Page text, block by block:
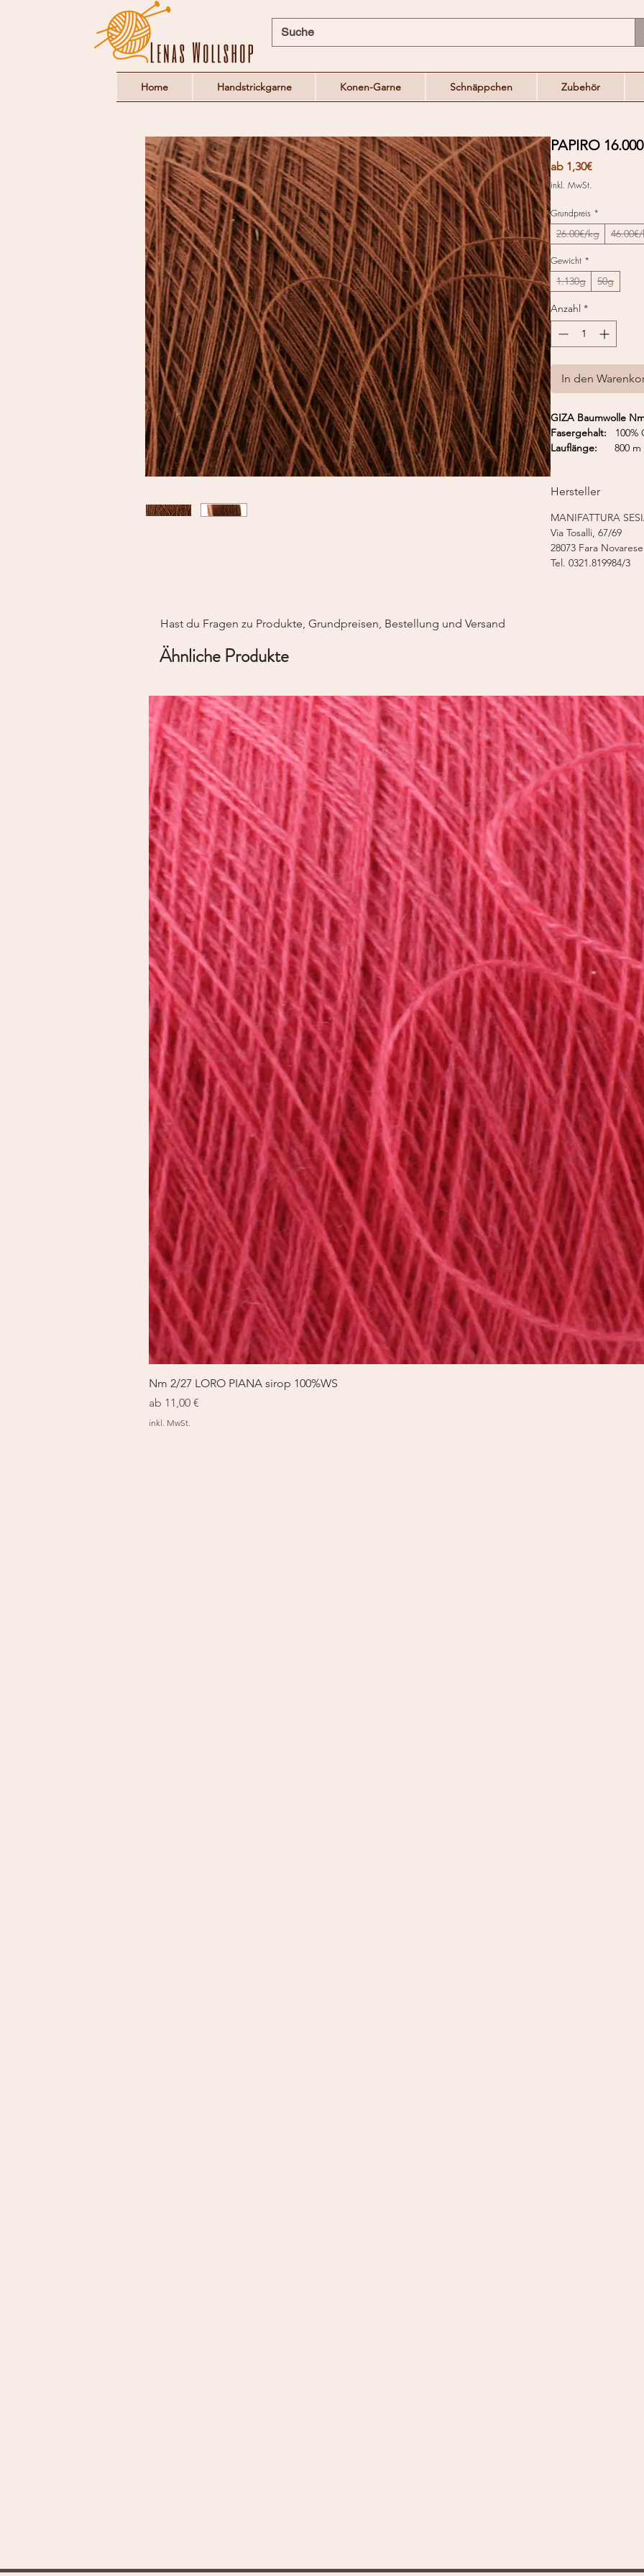
Home Handstrickgarne Konen-Garne Schnäppchen Zubehör
PAPIRO
ab 1,30€Sale-
inkl. MwSt.
Grundpreis *
26.00€/kg
Gewicht *
1.130g 50g
Anzahl *
In den
GIZA Baumwolle
Fasergehalt: 100%
Lauflänge:
800
Hersteller
MANIFATTURA
Via Tosalli, 67/69
28073 Fara
Tel. 0321.819984/3
Hast du Fragen zu Produkte, Grundpreisen, Bestellung und Versand
Ähnliche Produkte
Nm 2/27 LORO PIANA sirop 100%WS
ab 11,00 €
Sale-Preis
inkl. MwSt.